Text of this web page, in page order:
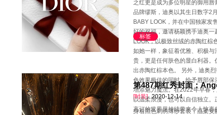
之红更是成为多位明星的御用
品牌缪斯，迪奥以其生日数字2
BABY LOOK，并在中国独家发
好的祝福，邀请杨颖携手迪奥
LOOK，以极致丝绒的赤陶红棕
如她一样，象征着优雅、积极
贵，更是任何肤色的显白利器
出赤陶红棕本色。 另外，迪奥
色效果极佳的同时，给予唇部
增添魅力魔法。在2022年早春
以温柔浪漫，也可以自信独立
高订的世界里持续带来令人惊
标签
第487期红秀封面：
[时装] 2020-12-14
身着黑色刺绣薄纱套装，温柔